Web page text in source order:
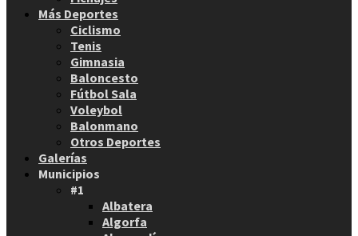
Más Deportes
Ciclismo
Tenis
Gimnasia
Baloncesto
Fútbol Sala
Voleybol
Balonmano
Otros Deportes
Galerías
Municipios
#1
Albatera
Algorfa